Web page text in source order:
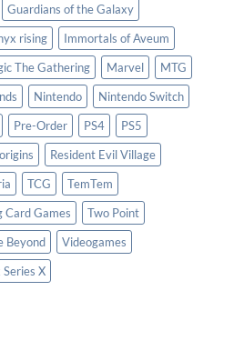
Guardians of the Galaxy
rising
Immortals of Aveum
The Gathering Marvel
MTG
Nintendo
Nintendo Switch
Pre-Order PS4
PS5
Resident Evil Village
TCG
TemTem
Card Games
Two Point
Beyond
Videogames
Series X